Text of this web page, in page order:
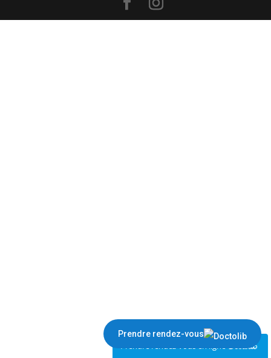
Prendre rendez-vous en ligne
Prendre rendez-vous